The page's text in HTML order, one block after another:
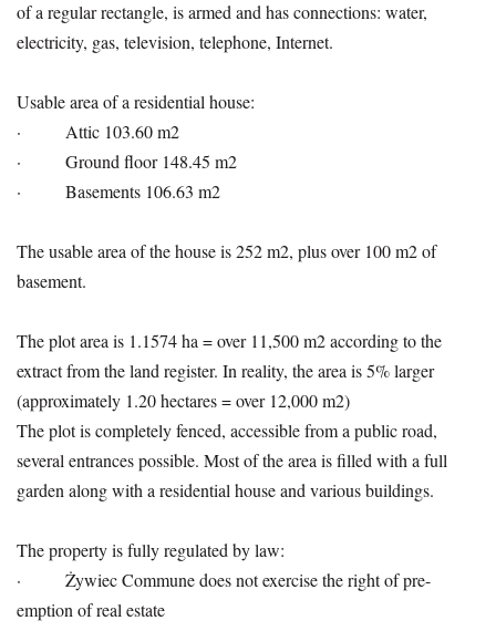
of a regular rectangle, is armed and has connections: water,
electricity, gas, television, telephone, Internet.
Usable area of a residential house:
· Attic 103.60 m2
· Ground floor 148.45 m2
· Basements 106.63 m2
The usable area of the house is 252 m2, plus over 100 m2 of
basement.
The plot area is 1.1574 ha = over 11,500 m2 according to the
extract from the land register. In reality, the area is 5% larger
(approximately 1.20 hectares = over 12,000 m2)
The plot is completely fenced, accessible from a public road,
several entrances possible. Most of the area is filled with a full
garden along with a residential house and various buildings.
The property is fully regulated by law:
· Żywiec Commune does not exercise the right of pre-
emption of real estate